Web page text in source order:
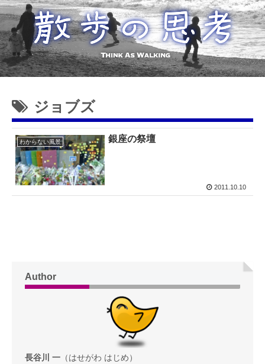
ジョブズ
わからない風景 銀座の祭壇
2011.10.10
Author
長谷川 一 （はせがわ はじめ）